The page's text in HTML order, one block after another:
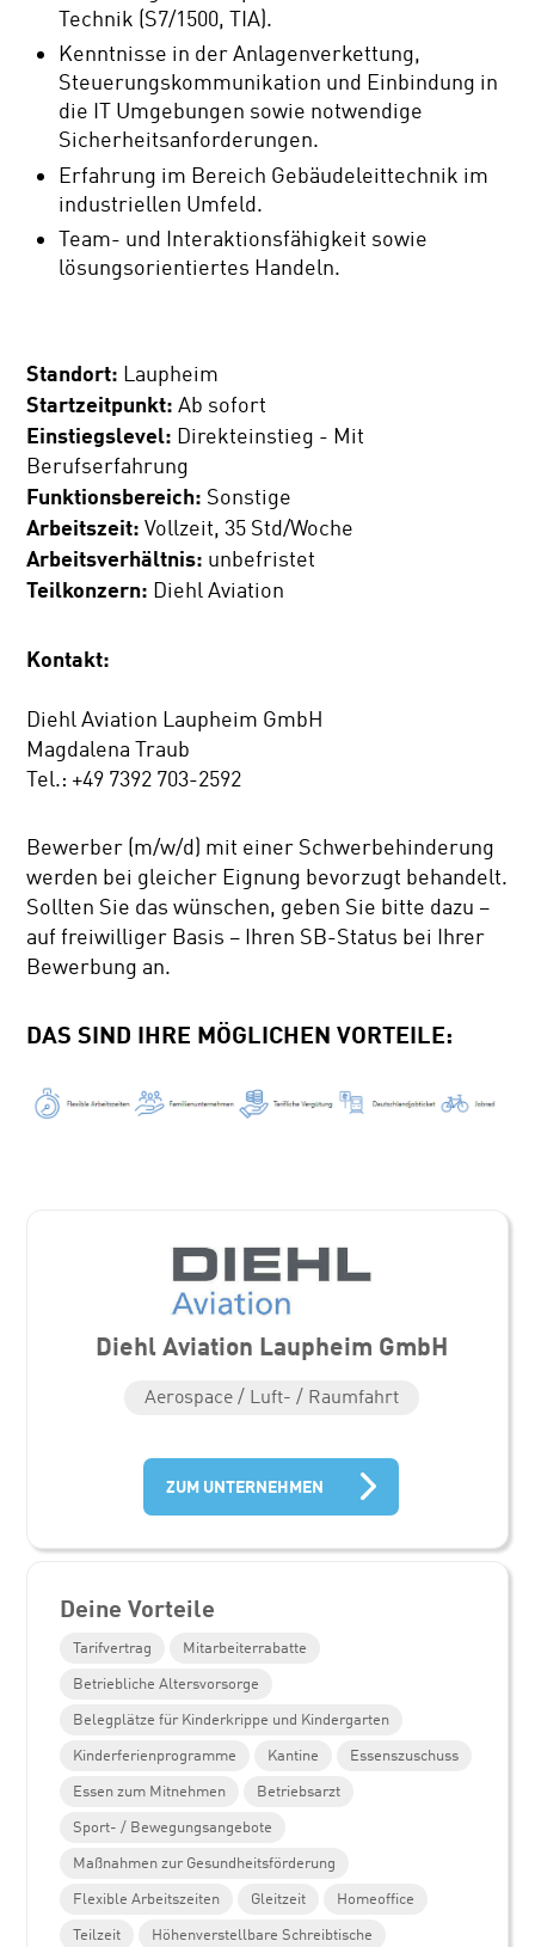
Technik (S7/1500, TIA).
Kenntnisse in der Anlagenverkettung,
Steuerungskommunikation und Einbindung in
die IT Umgebungen sowie notwendige
Sicherheitsanforderungen.
Erfahrung im Bereich Gebäudeleittechnik im
industriellen Umfeld.
Team- und Interaktionsfähigkeit sowie
lösungsorientiertes Handeln.
Standort: Laupheim
Startzeitpunkt: Ab sofort
Einstiegslevel: Direkteinstieg - Mit
Berufserfahrung
Funktionsbereich: Sonstige
Arbeitszeit: Vollzeit, 35 Std/Woche
Arbeitsverhältnis: unbefristet
Teilkonzern: Diehl Aviation
Kontakt:
Diehl Aviation Laupheim GmbH
Magdalena Traub
Tel.: +49 7392 703-2592
Bewerber (m/w/d) mit einer Schwerbehinderung
werden bei gleicher Eignung bevorzugt behandelt.
Sollten Sie das wünschen, geben Sie bitte dazu –
auf freiwilliger Basis – Ihren SB-Status bei Ihrer
Bewerbung an.
DAS SIND IHRE MÖGLICHEN VORTEILE:
Diehl Aviation Laupheim GmbH
Aerospace / Luft- / Raumfahrt
ZUM UNTERNEHMEN
Deine Vorteile
Tarifvertrag
Mitarbeiterrabatte
Betriebliche Altersvorsorge
Belegplätze für Kinderkrippe und Kindergarten
Kinderferienprogramme
Kantine
Essenszuschuss
Essen zum Mitnehmen
Betriebsarzt
Sport- / Bewegungsangebote
Maßnahmen zur Gesundheitsförderung
Flexible Arbeitszeiten
Gleitzeit
Homeoffice
Teilzeit
Höhenverstellbare Schreibtische